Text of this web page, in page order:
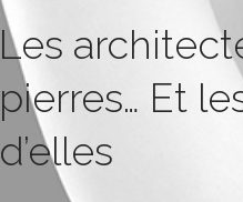
Les
pierres… Et
d’elles